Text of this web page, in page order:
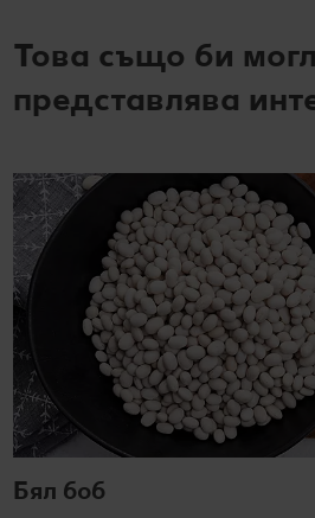
Това също би
представлява
Бял боб